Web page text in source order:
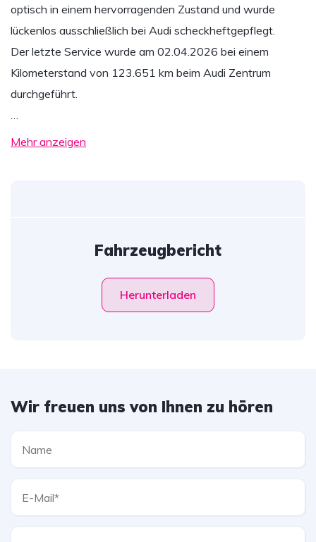
optisch in einem hervorragenden Zustand und wurde
lückenlos ausschließlich bei Audi scheckheftgepflegt.
Der letzte Service wurde am 02.04.2026 bei einem
Kilometerstand von 123.651 km beim Audi Zentrum
durchgeführt.
…
Mehr anzeigen
Fahrzeugbericht
Herunterladen
Wir freuen uns von Ihnen zu hören